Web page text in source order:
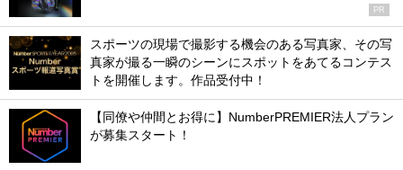
PR
スポーツの現場で撮影する機会のある写真家、その写
真家が撮る一瞬のシーンにスポットをあてるコンテス
トを開催します。作品受付中！
【同僚や仲間とお得に】NumberPREMIER法人プラン
が募集スタート！